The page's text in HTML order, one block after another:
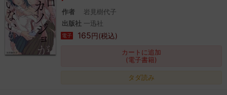
作者
岩見樹代子
出版社
一迅社
電子 165円(税込)
カートに追加
(電子書籍)
タダ読み